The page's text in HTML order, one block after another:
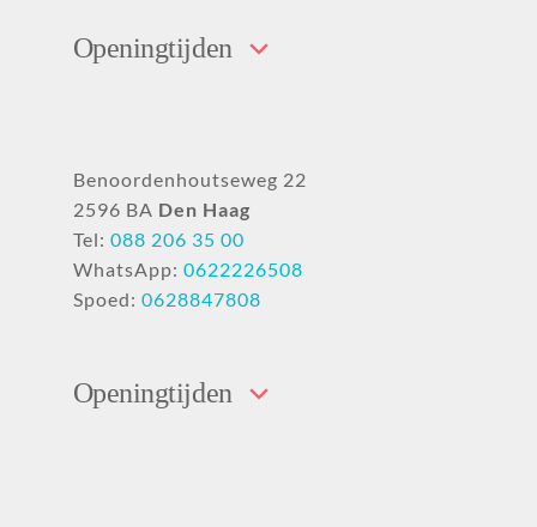
Openingtijden
Benoordenhoutseweg 22
2596 BA Den Haag
Tel: 088 206 35 00
WhatsApp: 0622226508
Spoed: 0628847808
Openingtijden